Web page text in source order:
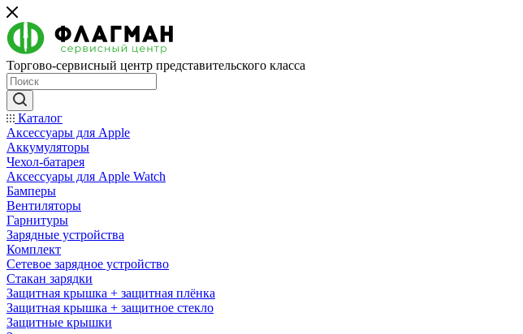
Торгово-сервисный центр представительского класса
Каталог
Аксессуары для Apple
Аккумуляторы
Чехол-батарея
Аксессуары для Apple Watch
Бамперы
Вентиляторы
Гарнитуры
Зарядные устройства
Комплект
Сетевое зарядное устройство
Стакан зарядки
Защитная крышка + защитная плёнка
Защитная крышка + защитное стекло
Защитные крышки